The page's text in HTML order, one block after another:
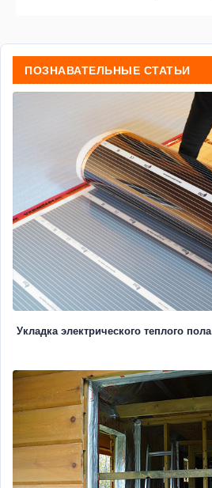
ПОЗНАВАТЕЛЬНЫЕ СТАТЬИ
Укладка электрического теплого пола